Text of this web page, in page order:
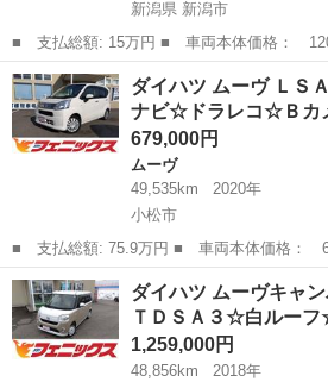
新潟県 新潟市
■ 支払総額: 15万円 ■ 車両本体価格： 120,000 円 ■ メーカー
名： ダイハツ ■ 車種名： ムーヴ ■ グ
キアシスト／アイドリングストップ／純正ナ
ｏｏｔｈ／プッシ...
新潟 新潟市 ムーヴ
ダイハツ ムーヴ Ｌ
ナビ☆ドラレコ☆Ｂ
679,000円
ムーヴ
49,535km
2020年
小松市
■ 支払総額: 75.9万円 ■ 車両本体価格： 679,000 円 ■ メーカー
名： ダイハツ ■ 車種名： ムーヴ ■ グ
４ＷＤ☆禁煙車☆ナビ☆ドラレコ☆Ｂカメ
突軽減ブレー...
石川 小松市 ムーヴ
ダイハツ ムーヴキャ
ＴＤＳＡ３☆白ルー
1,259,000円
48,856km
2018年